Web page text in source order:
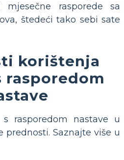
rasporede sa
štedeći tako sebi sate
korištenja
rasporedom
rasporedom nastave u
Saznajte više u